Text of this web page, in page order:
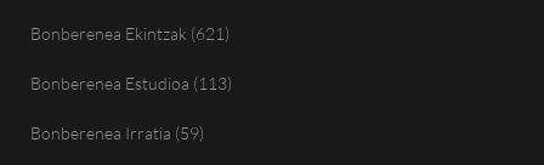
Bonberenea Ekintzak (621)
Bonberenea Estudioa (113)
Bonberenea Irratia (59)